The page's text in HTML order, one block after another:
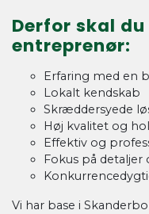
Derfor skal
entreprenør:
Erfaring med en
Lokalt kendskab
Skræddersyede
Høj kvalitet og
Effektiv og
Fokus på detaljer
Vi har base i